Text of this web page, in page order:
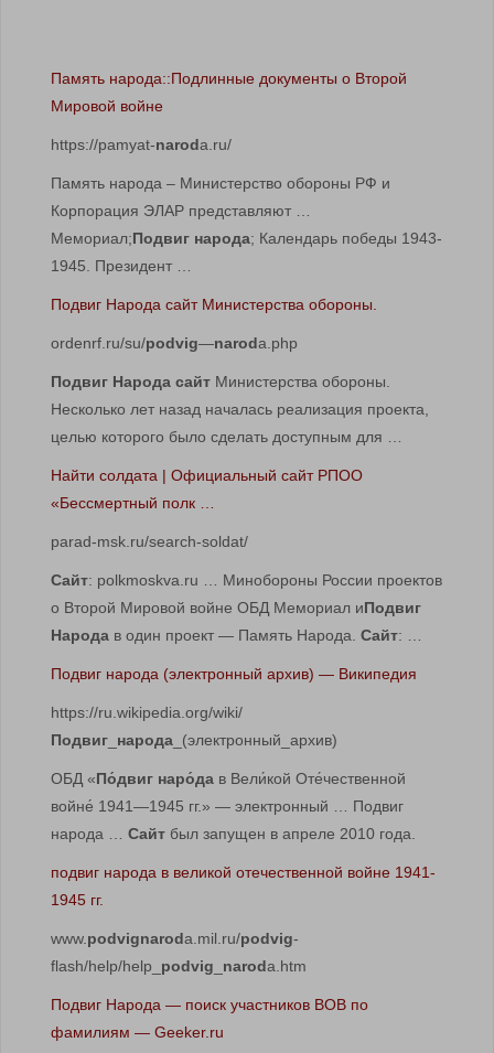
Память народа::Подлинные документы о Второй
Мировой войне
https://pamyat-naroda.ru/
Память народа – Министерство обороны РФ и
Корпорация ЭЛАР представляют …
Мемориал;Подвиг народа; Календарь победы 1943-
1945. Президент …
Подвиг Народа сайт Министерства обороны.
ordenrf.ru/su/podvig—naroda.php
Подвиг Народа сайт Министерства обороны.
Несколько лет назад началась реализация проекта,
целью которого было сделать доступным для …
Найти солдата | Официальный сайт РПОО
«Бессмертный полк …
parad-msk.ru/search-soldat/
Сайт: polkmoskva.ru … Минобороны России проектов
о Второй Мировой войне ОБД Мемориал иПодвиг
Народа в один проект — Память Народа. Сайт: …
Подвиг народа (электронный архив) — Википедия
https://ru.wikipedia.org/wiki/
Подвиг народа _(электронный_архив)
ОБД «По́двиг наро́да в Вели́кой Оте́чественной
войне́ 1941—1945 гг.» — электронный … Подвиг
народа … Сайт был запущен в апреле 2010 года.
подвиг народа в великой отечественной войне 1941-
1945 гг.
www. podvignaroda.mil.ru/podvig-
flash/help/help_ podvig naroda.htm
Подвиг Народа — поиск участников ВОВ по
фамилиям — Geeker.ru